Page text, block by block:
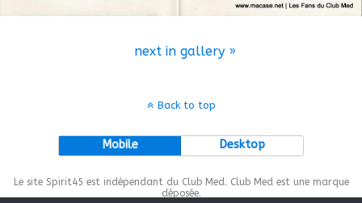
next in gallery »
Back to top
Mobile Desktop
Le site Spirit45 est indépendant du Club Med. Club Med est une marque
déposée.